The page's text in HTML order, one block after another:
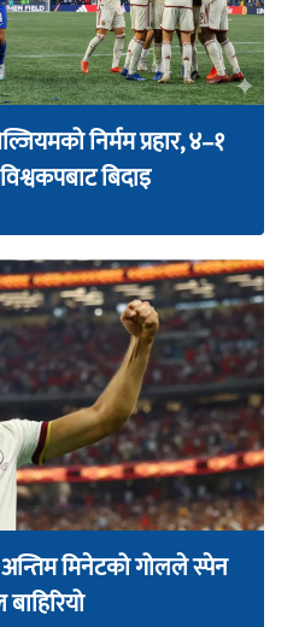
निर्मम प्रहार, ४–१
बिदाइ
मिनेटको गोलले स्पेन